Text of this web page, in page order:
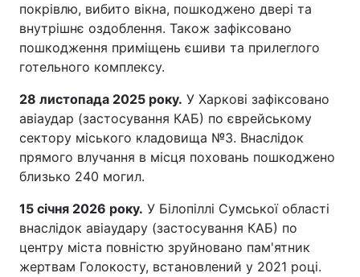
покрівлю, вибито вікна, пошкоджено двері та
внутрішнє оздоблення. Також зафіксовано
пошкодження приміщень єшиви та прилеглого
готельного комплексу.
28 листопада 2025 року. У Харкові зафіксовано
авіаудар (застосування КАБ) по єврейському
сектору міського кладовища №3. Внаслідок
прямого влучання в місця поховань пошкоджено
близько 240 могил.
15 січня 2026 року. У Білопіллі Сумської області
внаслідок авіаудару (застосування КАБ) по
центру міста повністю зруйновано пам'ятник
жертвам Голокосту, встановлений у 2021 році.